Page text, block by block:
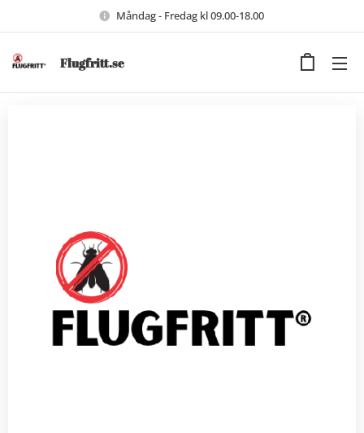
Måndag - Fredag kl 09.00-18.00
Flugfritt.se